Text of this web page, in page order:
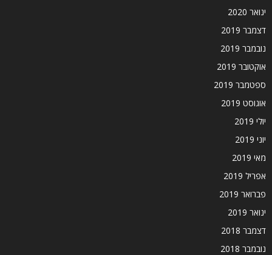
ינואר 2020
דצמבר 2019
נובמבר 2019
אוקטובר 2019
ספטמבר 2019
אוגוסט 2019
יולי 2019
יוני 2019
מאי 2019
אפריל 2019
פברואר 2019
ינואר 2019
דצמבר 2018
נובמבר 2018